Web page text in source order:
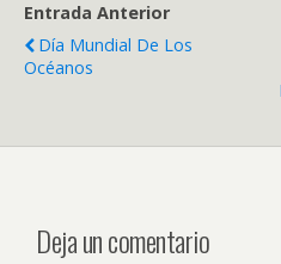
Entrada Anterior
Día Mundial De Los
Océanos
Deja un comentario